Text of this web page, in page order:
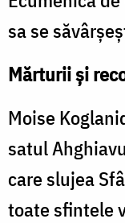
sa se
Mărturii şi
Moise
satul
care slujea
toate sfintele